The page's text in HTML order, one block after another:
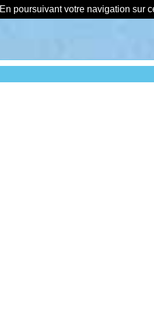
En poursuivant votre navigation sur